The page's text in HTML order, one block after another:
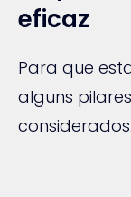
eficaz
Para que
alguns
considerados.